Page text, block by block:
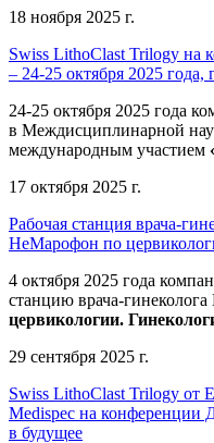
18 ноября 2025 г.
Swiss LithoClast Trilogy на
– 24-25 октября 2025 года,
24-25 октября 2025 года
в Междисциплинарной
международным участием
17 октября 2025 г.
Рабочая станция врача-
НеМарофон по
4 октября 2025 года
станцию врача-гинеколога
цервикологии.
29 сентября 2025 г.
Swiss LithoClast Trilogy от
Medispec на конференции
в будущее